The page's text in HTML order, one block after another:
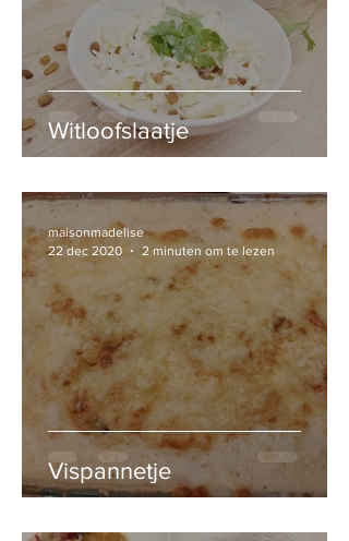
Witloofslaatje
Vispannetje
maisonmadelise
22 dec 2020
2 minuten om te lezen